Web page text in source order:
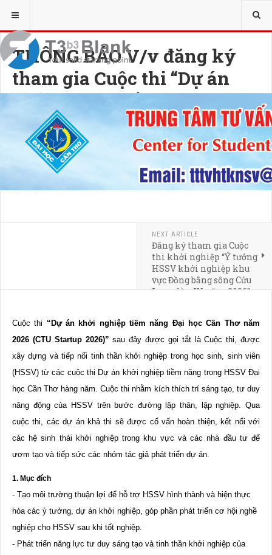
THÔNG BÁO V/v đăng ký
tham gia Cuộc thi “Dự án
khởi nghiệp tiềm năng Đại
học Cần Thơ năm 2026
(CTU Startup 2026)”
23 MARCH 2026
NEXT ARTICLE
Đăng ký tham gia Cuộc
thi khởi nghiệp “Ý tưởng
HSSV khởi nghiệp khu
vực Đồng bằng sông Cửu
Long, lần IV, năm 2026” –
Cuộc thi “Dự án khởi nghiệp tiềm năng Đại học Cần Thơ năm
2026 (CTU Startup 2026)” sau đây được gọi tắt là Cuộc thi, được
xây dựng và tiếp nối tinh thần khởi nghiệp trong học sinh, sinh viên
(HSSV) từ các cuộc thi Dự án khởi nghiệp tiềm năng trong HSSV Đại
học Cần Thơ hàng năm. Cuộc thi nhằm kích thích trí sáng tạo, tư duy
năng động của HSSV trên bước đường lập thân, lập nghiệp. Qua
cuộc thi, các dự án khả thi sẽ được cố vấn hoàn thiện, kết nối với
các hệ sinh thái khởi nghiệp trong khu vực và các nhà đầu tư để
ươm tạo và tiếp sức các nhóm tác giả phát triển dự án.
1. Mục đích
- Tạo môi trường thuận lợi để hỗ trợ HSSV hình thành và hiện thực
hóa các ý tưởng, dự án khởi nghiệp, góp phần phát triển cơ hội nghề
nghiệp cho HSSV sau khi tốt nghiệp.
- Phát triển năng lực tư duy sáng tạo và tinh thần khởi nghiệp của